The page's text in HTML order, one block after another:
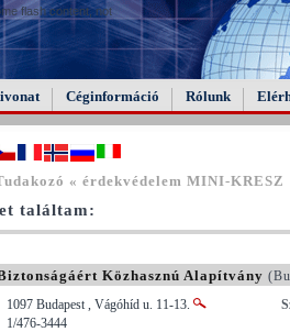
flash content, not
Céginformáció Rólunk
« érdekvédelem MINI-KRESZ
találtam:
Közhasznú Alapítvány
1097 Budapest , Vágóhíd u. 11-13.
1/476-3444